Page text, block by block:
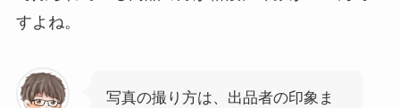
すよね。
写真の撮り方は、出品者の印象ま